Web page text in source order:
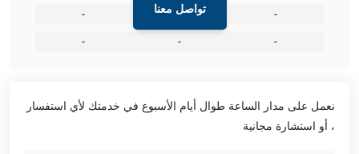
تواصل معنا
-
-
-
-
-
-
نعمل على مدار الساعة طوال أيام الأسبوع في خدمتك لأي استفسار
، أو استشارة مجانية